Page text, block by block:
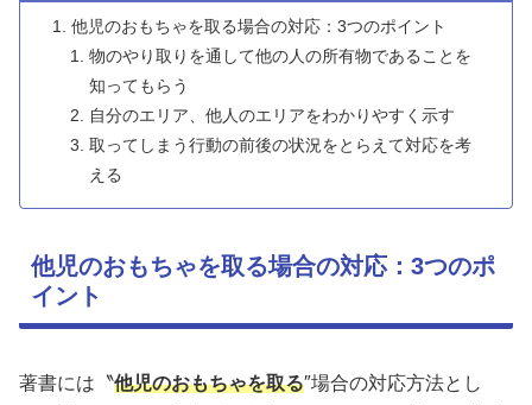
他児のおもちゃを取る場合の対応：3つのポイント
物のやり取りを通して他の人の所有物であることを
知ってもらう
自分のエリア、他人のエリアをわかりやすく示す
取ってしまう行動の前後の状況をとらえて対応を考
える
他児のおもちゃを取る場合の対応：3つのポ
イント
著書には〝他児のおもちゃを取る″場合の対応方法とし